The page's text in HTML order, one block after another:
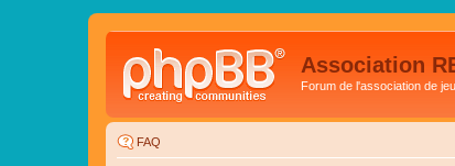
Association
Forum de l'association de
FAQ